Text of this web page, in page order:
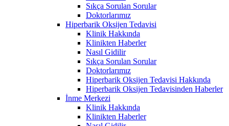
Sıkça Sorulan Sorular
Doktorlarımız
Hiperbarik Oksijen Tedavisi
Klinik Hakkında
Klinikten Haberler
Nasıl Gidilir
Sıkça Sorulan Sorular
Doktorlarımız
Hiperbarik Oksijen Tedavisi Hakkında
Hiperbarik Oksijen Tedavisinden Haberler
İnme Merkezi
Klinik Hakkında
Klinikten Haberler